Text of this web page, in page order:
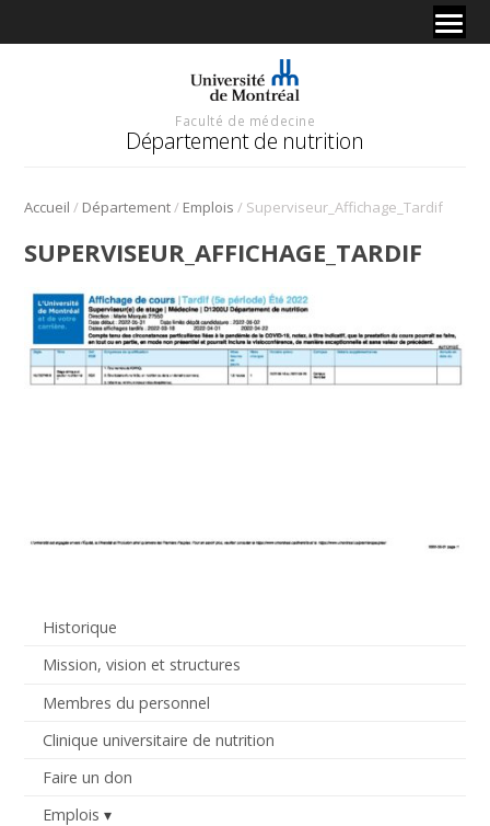
Faculté de médecine
Département de nutrition
Accueil / Département/ Emplois / Superviseur_Affichage_Tardif
Historique
Mission, vision et structures
Membres du personnel
Clinique universitaire de nutrition
Faire un don
Emplois
SUPERVISEUR_AFFICHAGE_TARDIF